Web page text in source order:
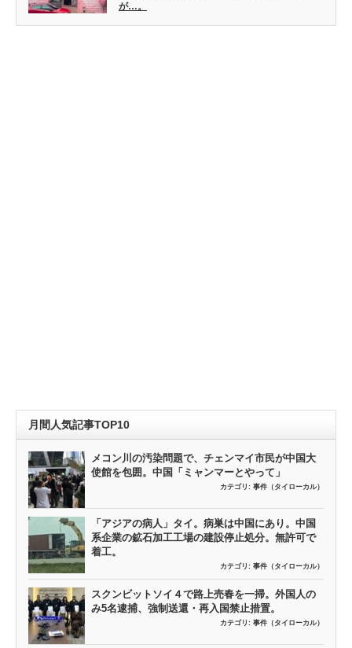
が…。
月間人気記事TOP10
メコン川の汚染問題で、チェンマイ市民が中国大
使館を包囲。中国「ミャンマーとやって」
カテゴリ: 事件（タイローカル）
「アジアの病人」タイ。病巣は中国にあり。中国
系企業の鉱石加工工場の建設停止処分。無許可で
着工。
カテゴリ: 事件（タイローカル）
スクンビットソイ４で路上売春を一掃。外国人の
み5名逮捕、強制送還・再入国禁止措置。
カテゴリ: 事件（タイローカル）